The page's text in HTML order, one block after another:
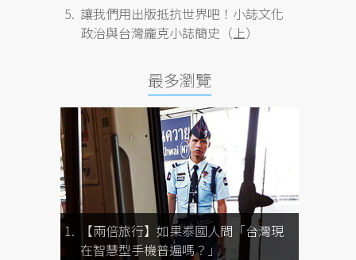
讓我們用出版抵抗世界吧！小誌文化
政治與台灣龐克小誌簡史（上）
最多瀏覽
【兩倍旅行】如果泰國人問「台灣現
在智慧型手機普遍嗎？」